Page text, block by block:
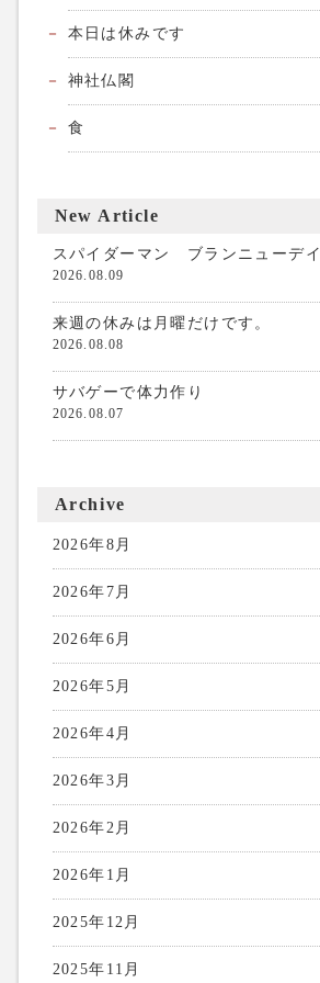
本日は休みです
神社仏閣
食
New Article
スパイダーマン ブランニューデイ
2026.08.09
来週の休みは月曜だけです。
2026.08.08
サバゲーで体力作り
2026.08.07
Archive
2026年8月
2026年7月
2026年6月
2026年5月
2026年4月
2026年3月
2026年2月
2026年1月
2025年12月
2025年11月